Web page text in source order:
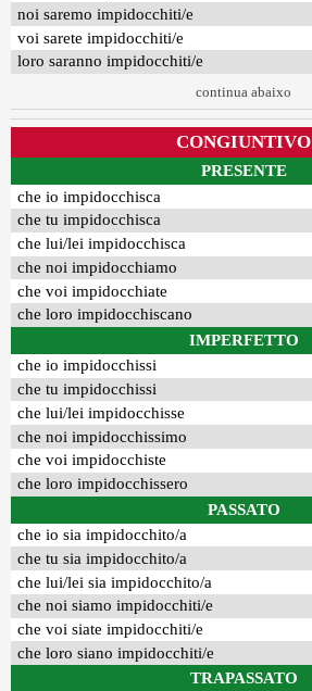
noi saremo impidocchiti/e
voi sarete impidocchiti/e
loro saranno impidocchiti/e
continua abaixo
CONGIUNTIVO
PRESENTE
che io impidocchisca
che tu impidocchisca
che lui/lei impidocchisca
che noi impidocchiamo
che voi impidocchiate
che loro impidocchiscano
IMPERFETTO
che io impidocchissi
che tu impidocchissi
che lui/lei impidocchisse
che noi impidocchissimo
che voi impidocchiste
che loro impidocchissero
PASSATO
che io sia impidocchito/a
che tu sia impidocchito/a
che lui/lei sia impidocchito/a
che noi siamo impidocchiti/e
che voi siate impidocchiti/e
che loro siano impidocchiti/e
TRAPASSATO